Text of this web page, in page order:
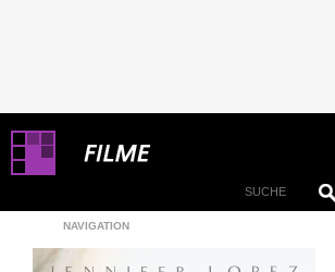
NAVIGATION